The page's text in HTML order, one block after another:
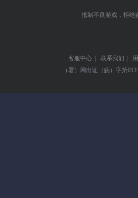
抵制不良游戏，拒绝
客服中心 | 联系我们 |
（署）网出证（皖）字第013